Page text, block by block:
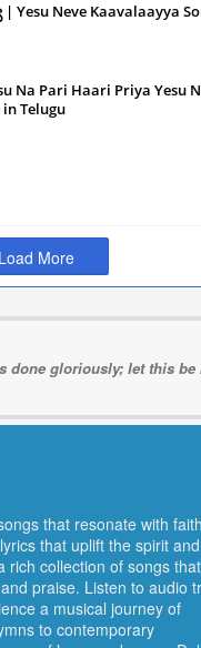
Neve Kaavalaayya
Pari Haari Priya Yesu
Telugu
Load More
done gloriously; let this
that resonate with
that uplift the spirit and
rich collection of songs that
praise. Listen to audio
a musical journey of
to contemporary